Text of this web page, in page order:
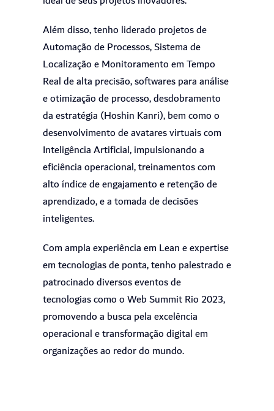
Além disso, tenho liderado projetos de
Automação de Processos, Sistema de
Localização e Monitoramento em Tempo
Real de alta precisão, softwares para análise
e otimização de processo, desdobramento
da estratégia (Hoshin Kanri), bem como o
desenvolvimento de avatares virtuais com
Inteligência Artificial, impulsionando a
eficiência operacional, treinamentos com
alto índice de engajamento e retenção de
aprendizado, e a tomada de decisões
inteligentes.
Com ampla experiência em Lean e expertise
em tecnologias de ponta, tenho palestrado e
patrocinado diversos eventos de
tecnologias como o Web Summit Rio 2023,
promovendo a busca pela excelência
operacional e transformação digital em
organizações ao redor do mundo.